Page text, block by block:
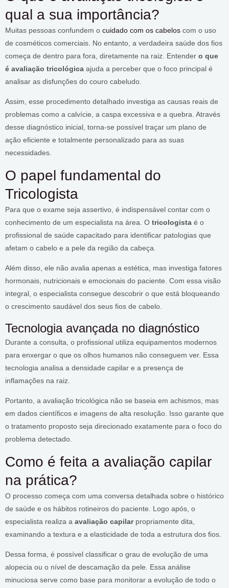
qual a sua importância?
Muitas pessoas confundem o cuidado com os cabelos com o uso
de cosméticos comerciais. No entanto, a verdadeira saúde dos fios
começa de dentro para fora, diretamente na raiz. Entender o que
é avaliação tricológica ajuda a perceber que o foco principal é
analisar as disfunções do couro cabeludo.
Assim, esse procedimento detalhado investiga as causas reais de
problemas como a calvície, a caspa excessiva e a quebra. Através
desse diagnóstico inicial, torna-se possível traçar um plano de
ação eficiente e totalmente personalizado para as suas
necessidades.
O papel fundamental do
Tricologista
Para que o exame seja assertivo, é indispensável contar com o
conhecimento de um especialista na área. O tricologista é o
profissional de saúde capacitado para identificar patologias que
afetam o cabelo e a pele da região da cabeça.
Além disso, ele não avalia apenas a estética, mas investiga fatores
hormonais, nutricionais e emocionais do paciente. Com essa visão
integral, o especialista consegue descobrir o que está bloqueando
o crescimento saudável dos seus fios de cabelo.
Tecnologia avançada no diagnóstico
Durante a consulta, o profissional utiliza equipamentos modernos
para enxergar o que os olhos humanos não conseguem ver. Essa
tecnologia analisa a densidade capilar e a presença de
inflamações na raiz.
Portanto, a avaliação tricológica não se baseia em achismos, mas
em dados científicos e imagens de alta resolução. Isso garante que
o tratamento proposto seja direcionado exatamente para o foco do
problema detectado.
Como é feita a avaliação capilar
na prática?
O processo começa com uma conversa detalhada sobre o histórico
de saúde e os hábitos rotineiros do paciente. Logo após, o
especialista realiza a avaliação capilar propriamente dita,
examinando a textura e a elasticidade de toda a estrutura dos fios.
Dessa forma, é possível classificar o grau de evolução de uma
alopecia ou o nível de descamação da pele. Essa análise
minuciosa serve como base para monitorar a evolução de todo o